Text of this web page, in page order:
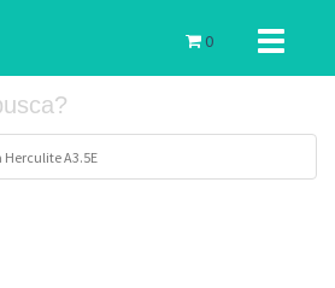
Toggle
0
Herculite A3.5E